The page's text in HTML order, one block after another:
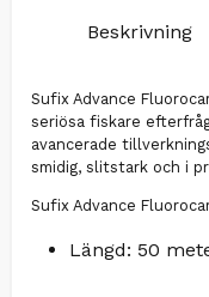
Beskrivning
Sufix Advance
seriösa fiskare
avancerade
smidig, slitstark och i
Sufix Advance
Längd: 50